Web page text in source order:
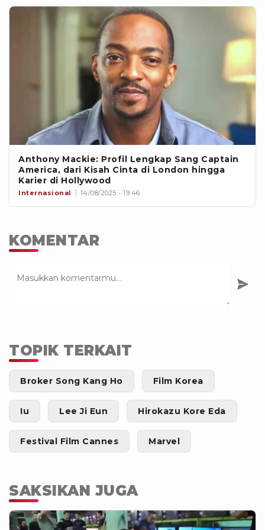
Anthony Mackie: Profil Lengkap Sang Captain
America, dari Kisah Cinta di London hingga
Karier di Hollywood
Internasional 14/08/2025 - 19:46
KOMENTAR
TOPIK TERKAIT
Broker Song Kang Ho Film Korea
Iu Lee Ji Eun Hirokazu Kore Eda
Festival Film Cannes Marvel
SAKSIKAN JUGA